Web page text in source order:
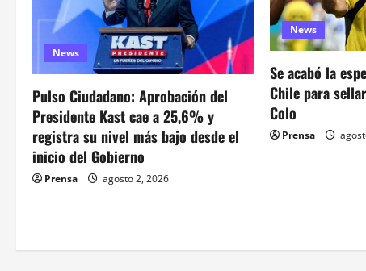
n
d
e
e
t
News
Pulso Ciudadano: Aprobación del
Presidente Kast cae a 25,6% y
registra su nivel más bajo desde el
inicio del Gobierno
Prensa agosto 2, 2026
News
Se acabó la
Chile para
Colo
Prensa